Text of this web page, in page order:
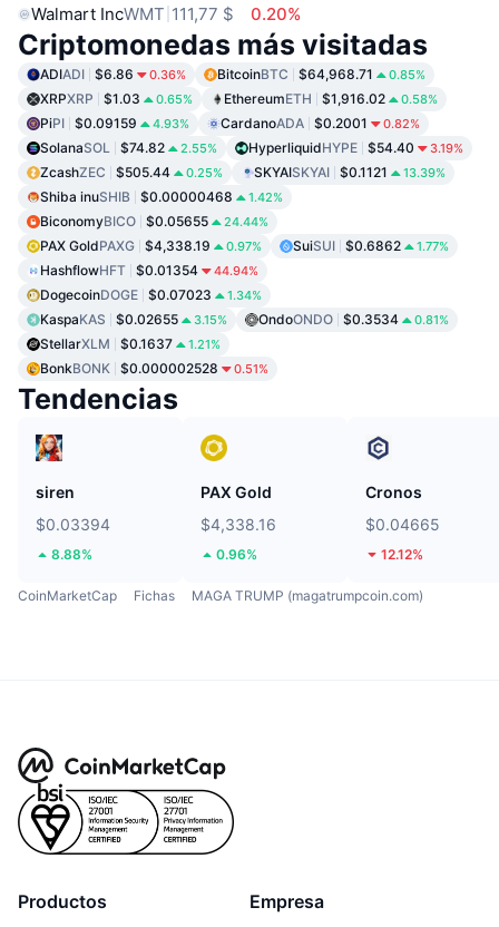
Walmart IncWMT 111,77 $ 0.20%
Criptomonedas más visitadas
ADIADI $6.86 0.36% BitcoinBTC $64,968.71 0.85%
XRPXRP $1.03 0.65% EthereumETH $1,916.02 0.58%
PiPI $0.09159 4.93% CardanoADA $0.2001 0.82%
SolanaSOL $74.82 2.55% HyperliquidHYPE $54.40 3.19%
ZcashZEC $505.44 0.25% SKYAISKYAI $0.1121 13.39%
Shiba inuSHIB $0.00000468 1.42%
BiconomyBICO $0.05655 24.44%
PAX GoldPAXG $4,338.19 0.97% SuiSUI $0.6862 1.77%
HashflowHFT $0.01354 44.94%
DogecoinDOGE $0.07023 1.34%
KaspaKAS $0.02655 3.15% OndoONDO $0.3534 0.81%
StellarXLM $0.1637 1.21%
BonkBONK $0.000002528 0.51%
Tendencias
siren
$0.03394
8.88%
PAX Gold
$4,338.16
0.96%
Cronos
$0.04665
12.12%
CoinMarketCap Fichas MAGA TRUMP (magatrumpcoin.com)
Productos Empresa